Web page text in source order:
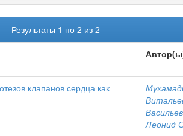
Результаты 1 по 2 из 2
клапанов сердца как
Леонид